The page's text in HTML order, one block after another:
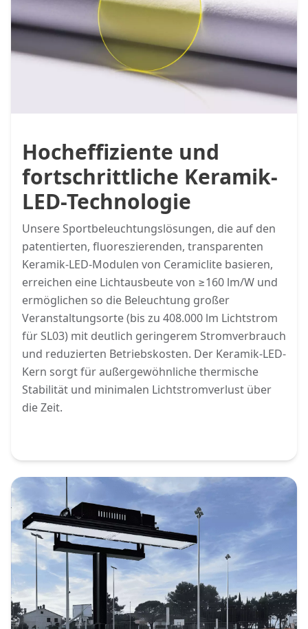
Hocheffiziente und
fortschrittliche Keramik-
LED-Technologie
Unsere Sportbeleuchtungslösungen, die auf den
patentierten, fluoreszierenden, transparenten
Keramik-LED-Modulen von Ceramiclite basieren,
erreichen eine Lichtausbeute von ≥160 lm/W und
ermöglichen so die Beleuchtung großer
Veranstaltungsorte (bis zu 408.000 lm Lichtstrom
für SL03) mit deutlich geringerem Stromverbrauch
und reduzierten Betriebskosten. Der Keramik-LED-
Kern sorgt für außergewöhnliche thermische
Stabilität und minimalen Lichtstromverlust über
die Zeit.